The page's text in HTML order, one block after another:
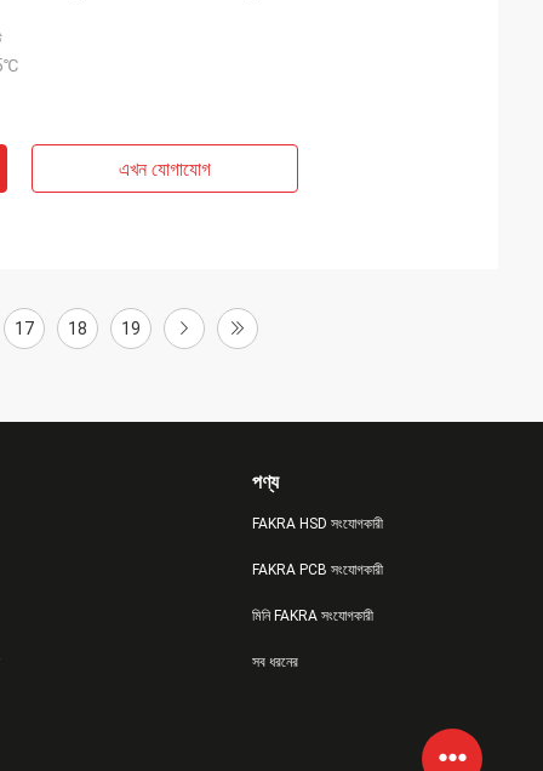
এখন যোগাযোগ
17 18 19
পণ্য
FAKRA HSD সংযোগকারী
FAKRA PCB সংযোগকারী
মিনি FAKRA সংযোগকারী
সব ধরনের